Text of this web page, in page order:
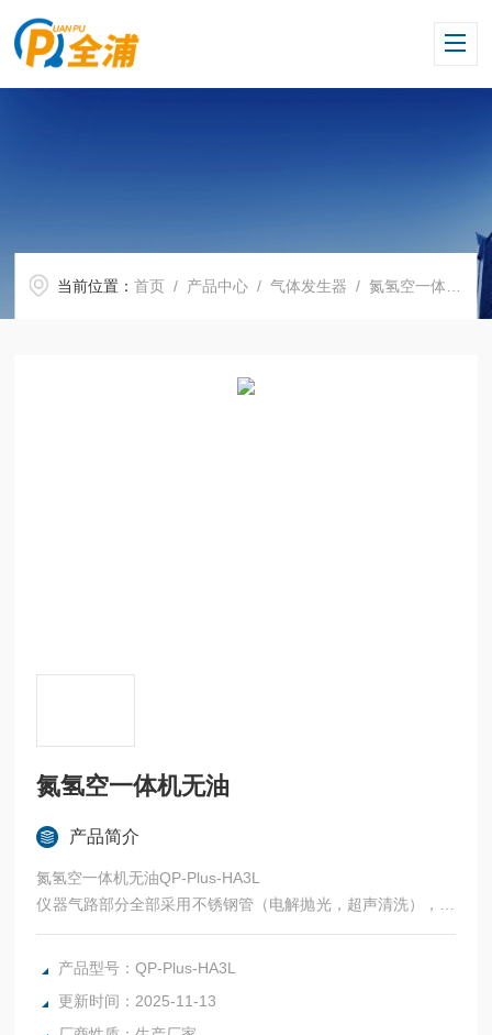
当前位置：首页 / 产品中心 /气体发生器 /氮氢空一体机 /
氮氢空一体机无油
产品简介
氮氢空一体机无油QP-Plus-HA3L
仪器气路部分全部采用不锈钢管（电解抛光，超声清洗），有
效的提高的空气的质量。
采用不锈钢干燥管，克服了老化带来的损坏情况，杜绝了因拆
采用无油压缩机
产品型号：QP-Plus-HA3L
更新时间：2025-11-13